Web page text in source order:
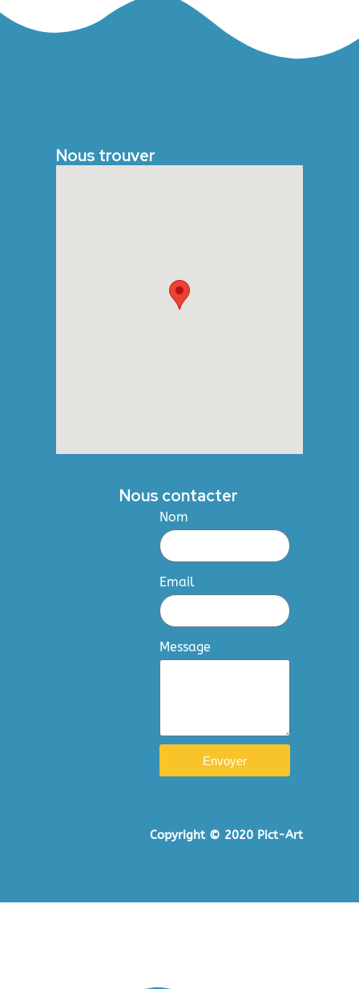
Nous trouver
Nous contacter
Nom
Email
Message
Envoyer
Copyright © 2020 Pict-Art